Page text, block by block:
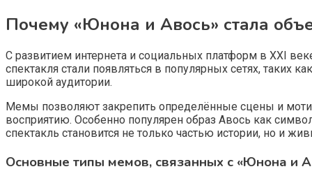
Почему «Юнона и Авось» стала
С развитием интернета и социальных платформ в XXI
спектакля стали появляться в популярных сетях, таких
широкой аудитории.
Мемы позволяют закрепить определённые сцены и
восприятию. Особенно популярен образ Авось как
спектакль становится не только частью истории, но и
Основные типы мемов, связанных с «Юнона и